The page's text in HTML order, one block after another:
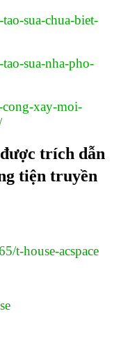
sua-chua-biet-
sua-nha-pho-
xay-moi-
trích dẫn
tiện truyền
t-house-acspace